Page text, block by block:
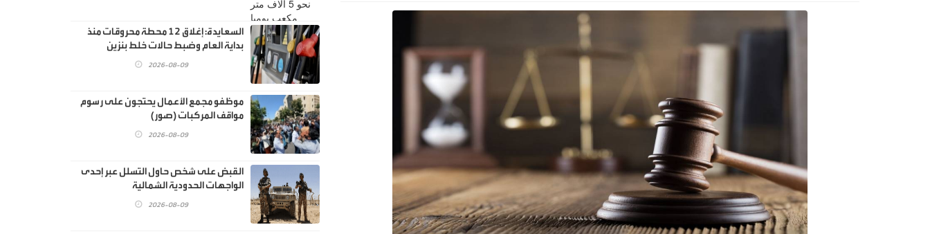
السعايدة: إغلاق 12 محطة محروقات منذ
بداية العام وضبط حالات خلط بنزين
2026-08-09
موظفو مجمع الأعمال يحتجون على رسوم
مواقف المركبات (صور)
2026-08-09
القبض على شخص حاول التسلل عبر إحدى
الواجهات الحدودية الشمالية
2026-08-09